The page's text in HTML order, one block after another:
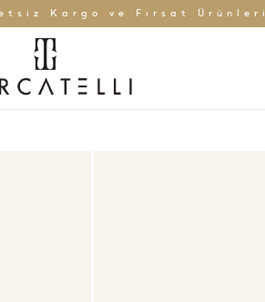
Kargo ve Fırsat Ürünleri